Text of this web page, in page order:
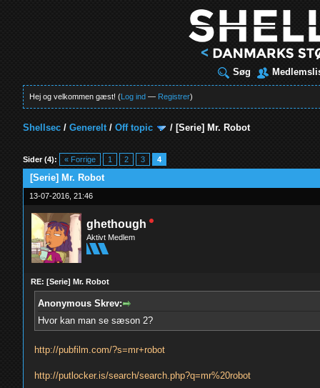
Søg
Hej og velkommen gæst! (Log ind — Registrer)
Shellsec /Generelt/Off topic / [Serie] Mr. Robot
Sider (4): « Forrige 1 2 3 4
[Serie] Mr. Robot
13-07-2016, 21:46
ghethough
Aktivt Medlem
RE: [Serie] Mr. Robot
Anonymous Skrev:
Hvor kan man se sæson 2?
http://pubfilm.com/?s=mr+robot
http://putlocker.is/search/search.php?q=mr%20robot